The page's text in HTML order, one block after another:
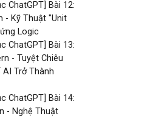
ChatGPT] Bài 12:
- Kỹ Thuật "Unit
Logic
ChatGPT] Bài 13:
- Tuyệt Chiêu
Trở Thành
ChatGPT] Bài 14:
- Nghệ Thuật